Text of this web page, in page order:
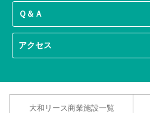
Ｑ＆Ａ
アクセス
大和リース商業施設一覧